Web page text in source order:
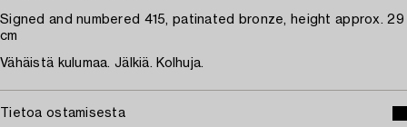
Signed and numbered 415, patinated bronze, height approx. 29
cm
Vähäistä kulumaa. Jälkiä. Kolhuja.
Tietoa ostamisesta